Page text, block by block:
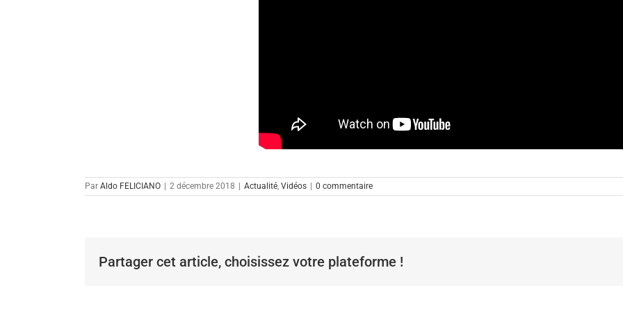
Par Aldo FELICIANO 2 décembre 2018 Actualité, Vidéos 0 commentaire
Partager cet article, choisissez votre plateforme !